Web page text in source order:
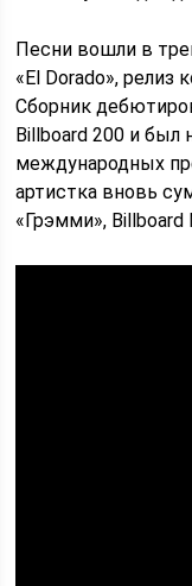
Песни вошли в
«El Dorado», релиз
Сборник
Billboard 200 и был
международных
артистка вновь
«Грэмми», Billboard